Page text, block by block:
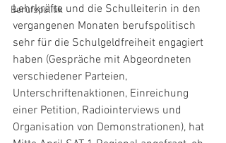
Berufspolitik
Lehrkräfte und die Schulleiterin in den
vergangenen Monaten berufspolitisch
sehr für die Schulgeldfreiheit engagiert
haben (Gespräche mit Abgeordneten
verschiedener Parteien,
Unterschriftenaktionen, Einreichung
einer Petition, Radiointerviews und
Organisation von Demonstrationen), hat